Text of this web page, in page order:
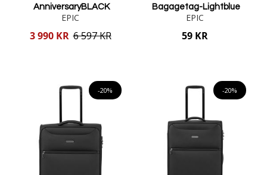
AnniversaryBLACK
EPIC
Reducerat
3 990 KR 6 597 KR
Bagagetag-Lightblue
EPIC
59 KR
-20% -20%